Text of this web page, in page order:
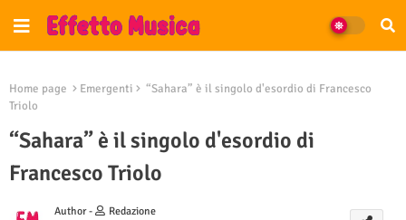
Home page Emergenti
“Sahara” è il singolo d'esordio di Francesco
Triolo
“Sahara” è il singolo d'esordio di
Francesco Triolo
Author -
Redazione